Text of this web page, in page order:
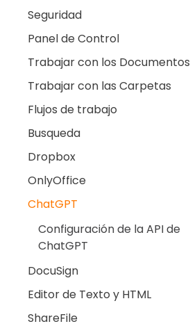
Seguridad
Panel de Control
Trabajar con los Documentos
Trabajar con las Carpetas
Flujos de trabajo
Busqueda
Dropbox
OnlyOffice
ChatGPT
Configuración de la API de
ChatGPT
DocuSign
Editor de Texto y HTML
ShareFile